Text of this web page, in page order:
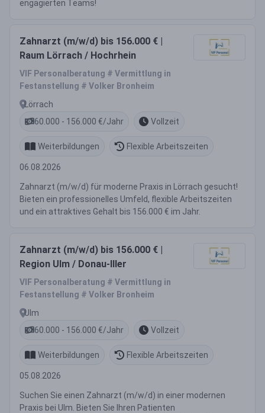
engagierten Teams!
Zahnarzt (m/w/d) bis 156.000 € |
Raum Lörrach / Hochrhein
VIF Personalberatung # Vermittlung in
Festanstellung # Volker Bronheim
Lörrach
60.000 - 156.000 €/Jahr
Vollzeit
Weiterbildungen Flexible Arbeitszeiten
06.08.2026
Zahnarzt (m/w/d) für moderne Praxis in Lörrach gesucht!
Bieten ein professionelles Umfeld, flexible Arbeitszeiten
und ein attraktives Gehalt bis 156.000 € im Jahr.
Zahnarzt (m/w/d) bis 156.000 € |
Region Ulm / Donau-Iller
VIF Personalberatung # Vermittlung in
Festanstellung # Volker Bronheim
Ulm
60.000 - 156.000 €/Jahr
Vollzeit
Weiterbildungen Flexible Arbeitszeiten
05.08.2026
Suchen Sie einen Zahnarzt (m/w/d) in einer modernen
Praxis bei Ulm. Bieten Sie Ihren Patienten